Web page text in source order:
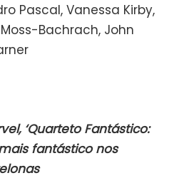
Pascal, Vanessa Kirby,
Bachrach, John
‘Quarteto Fantástico:
fantástico nos